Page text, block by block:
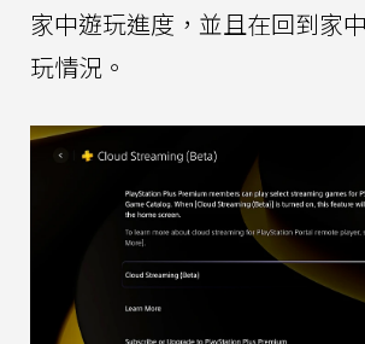
家中遊玩進度，並且在回到家
玩情況。